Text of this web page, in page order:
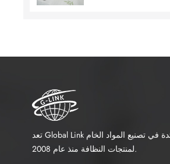
تعد Global Link إحدى الشركات الرائدة في تصنيع المواد الخام
لمنتجات النظافة منذ عام 2008.